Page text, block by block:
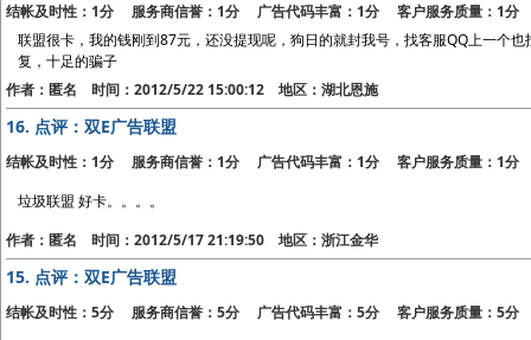
结帐及时性：1分 服务商信誉：1分 广告代码丰富：1分 客户服务质量：1分
联盟很卡，我的钱刚到87元，还没提现呢，狗日的就封我号，找客服QQ上一个
复，十足的骗子
作者：匿名 时间：2012/5/22 15:00:12 地区：湖北恩施
16. 点评：双E广告联盟
结帐及时性：1分 服务商信誉：1分 广告代码丰富：1分 客户服务质量：1分
垃圾联盟 好卡。。。。
作者：匿名 时间：2012/5/17 21:19:50 地区：浙江金华
15. 点评：双E广告联盟
结帐及时性：5分 服务商信誉：5分 广告代码丰富：5分 客户服务质量：5分